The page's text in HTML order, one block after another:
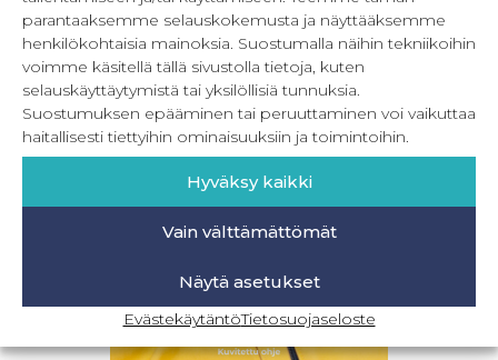
parantaaksemme selauskokemusta ja näyttääksemme
henkilökohtaisia mainoksia. Suostumalla näihin tekniikoihin
voimme käsitellä tällä sivustolla tietoja, kuten
selauskäyttäytymistä tai yksilöllisiä tunnuksia.
Suostumuksen epääminen tai peruuttaminen voi vaikuttaa
haitallisesti tiettyihin ominaisuuksiin ja toimintoihin.
Hyväksy kaikki
Vain välttämättömät
Näytä asetukset
EvästekäytäntöTietosuojaseloste
3,50€ Sis. ALV
Lisää ostoskoriin